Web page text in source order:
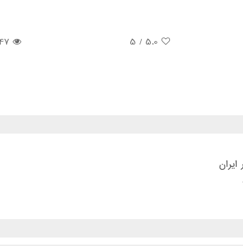
5.0
/ 5